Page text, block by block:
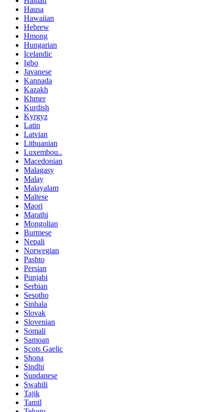
Hausa
Hawaiian
Hebrew
Hmong
Hungarian
Icelandic
Igbo
Javanese
Kannada
Kazakh
Khmer
Kurdish
Kyrgyz
Latin
Latvian
Lithuanian
Luxembou..
Macedonian
Malagasy
Malay
Malayalam
Maltese
Maori
Marathi
Mongolian
Burmese
Nepali
Norwegian
Pashto
Persian
Punjabi
Serbian
Sesotho
Sinhala
Slovak
Slovenian
Somali
Samoan
Scots Gaelic
Shona
Sindhi
Sundanese
Swahili
Tajik
Tamil